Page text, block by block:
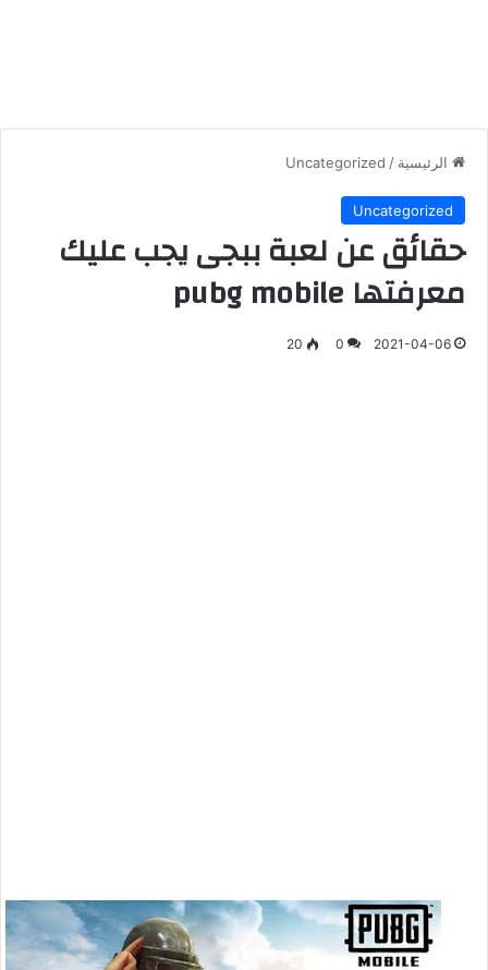
الرئيسية /
Uncategorized
Uncategorized
حقائق عن لعبة ببجى يجب عليك
معرفتها pubg mobile
2021-04-06
0
20